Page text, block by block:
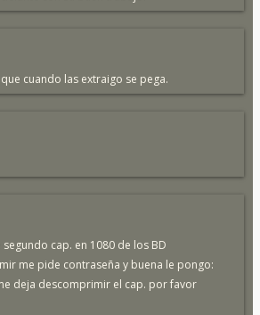
cuando las extraigo se pega.
cap. en 1080 de los BD
me pide contraseña y buena le pongo:
deja descomprimir el cap. por favor